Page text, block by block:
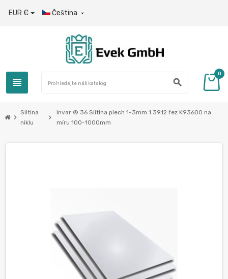
EUR € Čeština 
view_headline search
0
chevron_right
Slitina
niklu
chevron_right
Invar ® 36 Slitina plech 1-3mm 1.3912 řez K93600 na
míru 100-1000mm